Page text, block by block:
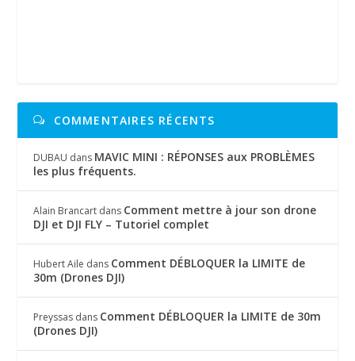
COMMENTAIRES RÉCENTS
DUBAU dans MAVIC MINI : RÉPONSES aux PROBLÈMES
les plus fréquents.
Alain Brancart dans Comment mettre à jour son drone
DJI et DJI FLY – Tutoriel complet
Hubert Aile dans Comment DÉBLOQUER la LIMITE de
30m (Drones DJI)
Preyssas dans Comment DÉBLOQUER la LIMITE de 30m
(Drones DJI)